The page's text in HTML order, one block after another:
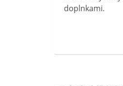
doplnkami.